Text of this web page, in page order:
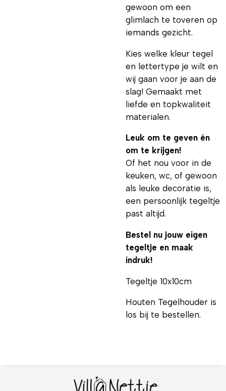
gewoon om een
glimlach te toveren op
iemands gezicht.
Kies welke kleur tegel
en lettertype je wilt en
wij gaan voor je aan de
slag! Gemaakt met
liefde en topkwaliteit
materialen.
Leuk om te geven én
om te krijgen!
Of het nou voor in de
keuken, wc, of gewoon
als leuke decoratie is,
een persoonlijk tegeltje
past altijd.
Bestel nu jouw eigen
tegeltje en maak
indruk!
Tegeltje 10x10cm
Houten Tegelhouder is
los bij te bestellen.